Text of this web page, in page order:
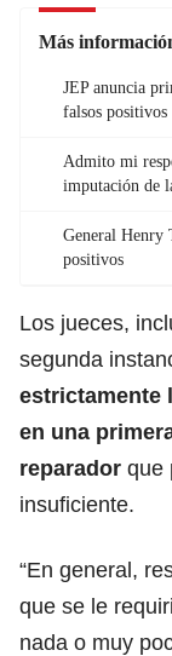
Más
JEP anuncia
falsos positivos
Admito mi
imputación de
General Henry
positivos
Los jueces,
segunda
estrictamente
en una
reparador que
insuficiente.
“En general,
que se le
nada o muy